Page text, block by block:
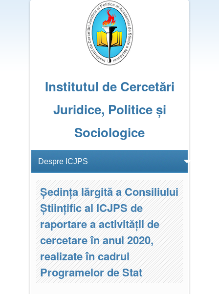
Institutul de Cercetări
Juridice, Politice și
Sociologice
Ședința lărgită a Consiliului
Științific al ICJPS de
raportare a activității de
cercetare în anul 2020,
realizate în cadrul
Programelor de Stat